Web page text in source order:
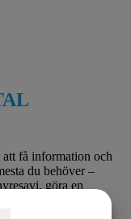
att få information och
du behöver –
göra en